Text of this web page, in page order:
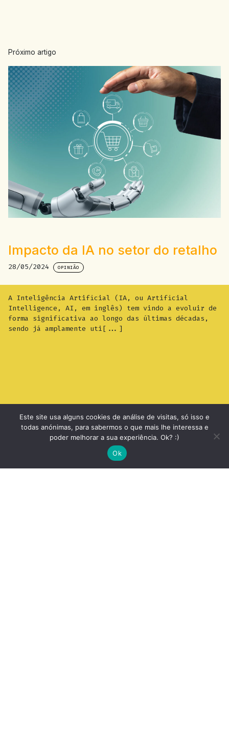
Próximo artigo
Impacto da IA no setor do retalho
28/05/2024 OPINIÃO
A Inteligência Artificial (IA, ou Artificial
Intelligence, AI, em inglês) tem vindo a evoluir de
forma significativa ao longo das últimas décadas,
sendo já amplamente uti[...]
Este site usa alguns cookies de análise de visitas, só isso e
todas anónimas, para sabermos o que mais lhe interessa e
poder melhorar a sua experiência. Ok? :)
Ok